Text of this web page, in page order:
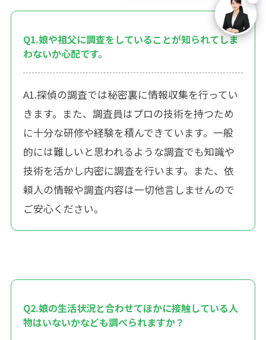
Q1.娘や祖父に調査をしていることが知られてしま
わないか心配です。
A1.探偵の調査では秘密裏に情報収集を行ってい
きます。また、調査員はプロの技術を持つため
に十分な研修や経験を積んできています。一般
的には難しいと思われるような調査でも知識や
技術を活かし内密に調査を行います。また、依
頼人の情報や調査内容は一切他言しませんので
ご安心ください。
Q2.娘の生活状況と合わせてほかに接触している人
物はいないかなども調べられますか？